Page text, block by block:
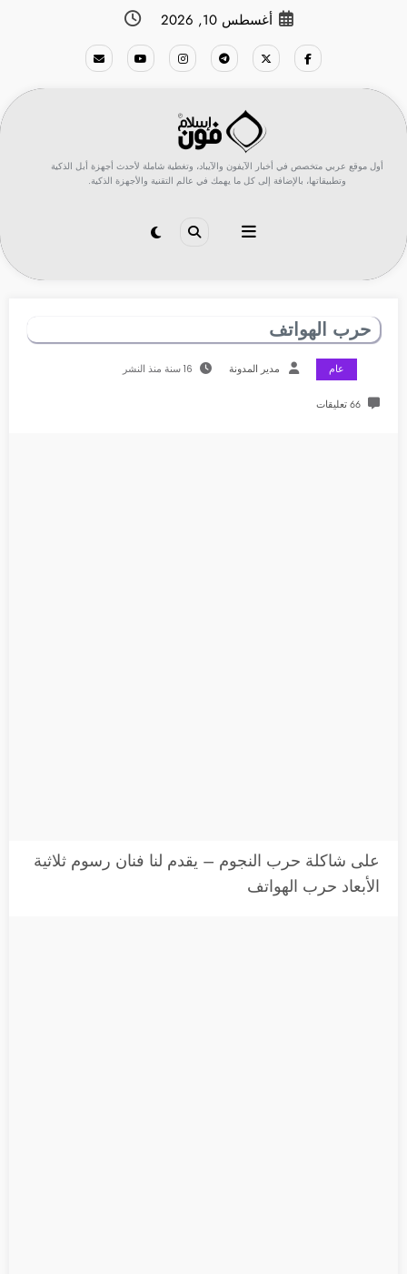
أغسطس 10, 2026
أول موقع عربي متخصص في أخبار الآيفون والآيباد، وتغطية شاملة لأحدث أجهزة أبل الذكية
وتطبيقاتها، بالإضافة إلى كل ما يهمك في عالم التقنية والأجهزة الذكية.
حرب الهواتف
عام مدير المدونة 16 سنة منذ النشر
66 تعليقات
على شاكلة حرب النجوم – يقدم لنا فنان رسوم ثلاثية
الأبعاد حرب الهواتف